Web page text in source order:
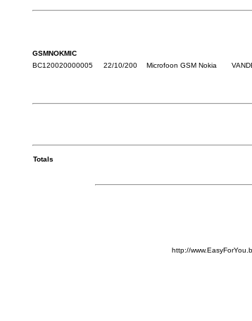
GSMNOKMIC
BC120020000005
22/10/200 Microfoon GSM Nokia
Totals
http://